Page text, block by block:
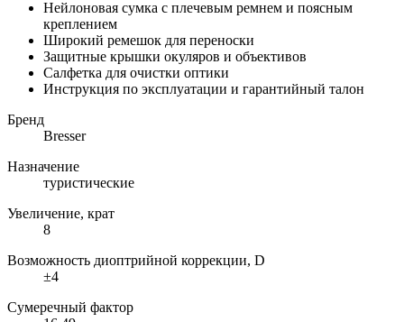
Нейлоновая сумка с плечевым ремнем и поясным
креплением
Широкий ремешок для переноски
Защитные крышки окуляров и объективов
Салфетка для очистки оптики
Инструкция по эксплуатации и гарантийный талон
Бренд
Bresser
Назначение
туристические
Увеличение, крат
8
Возможность диоптрийной коррекции, D
±4
Сумеречный фактор